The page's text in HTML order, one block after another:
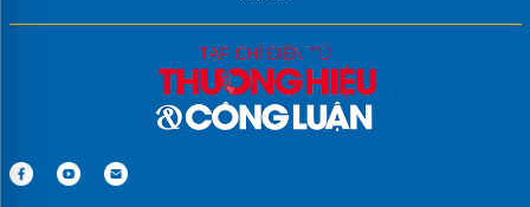
làm menu trà sữa
thiết kế thi công phòng ngủ bình thạnh
ghế công thái học tại hải phòng